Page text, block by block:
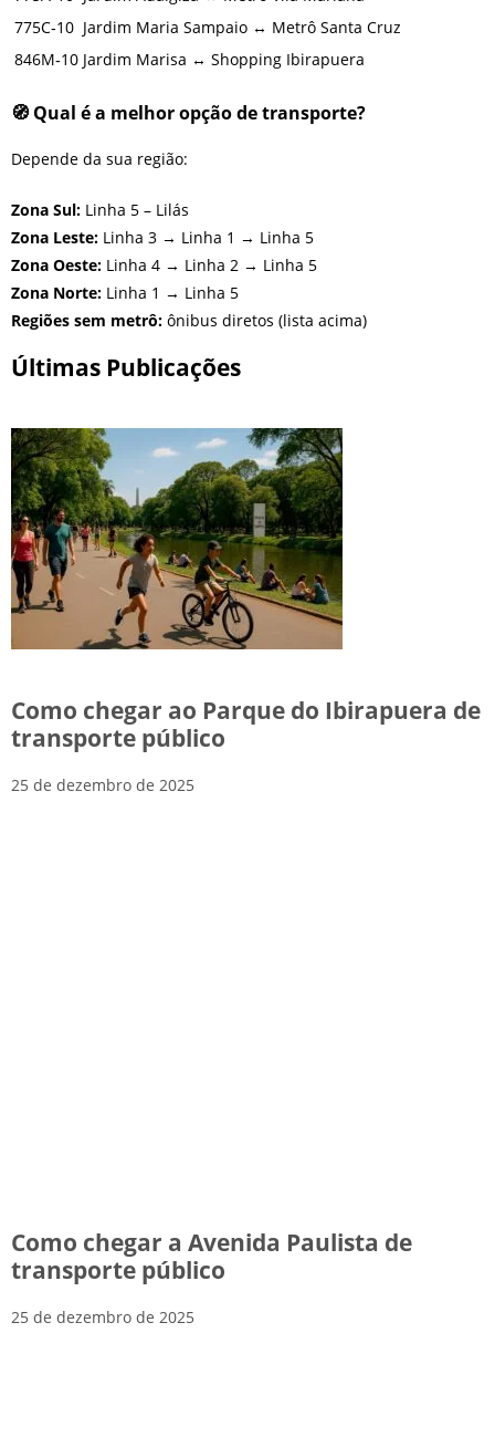
775C‑10 Jardim Maria Sampaio ↔ Metrô Santa Cruz
846M‑10 Jardim Marisa ↔ Shopping Ibirapuera
🧭 Qual é a melhor opção de transporte?
Depende da sua região:
Zona Sul: Linha 5 – Lilás
Zona Leste: Linha 3 → Linha 1 → Linha 5
Zona Oeste: Linha 4 → Linha 2 → Linha 5
Zona Norte: Linha 1 → Linha 5
Regiões sem metrô: ônibus diretos (lista acima)
Últimas Publicações
Como chegar ao Parque do Ibirapuera de
transporte público
25 de dezembro de 2025
Como chegar a Avenida Paulista de
transporte público
25 de dezembro de 2025